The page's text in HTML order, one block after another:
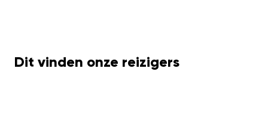
Dit vinden onze reizigers